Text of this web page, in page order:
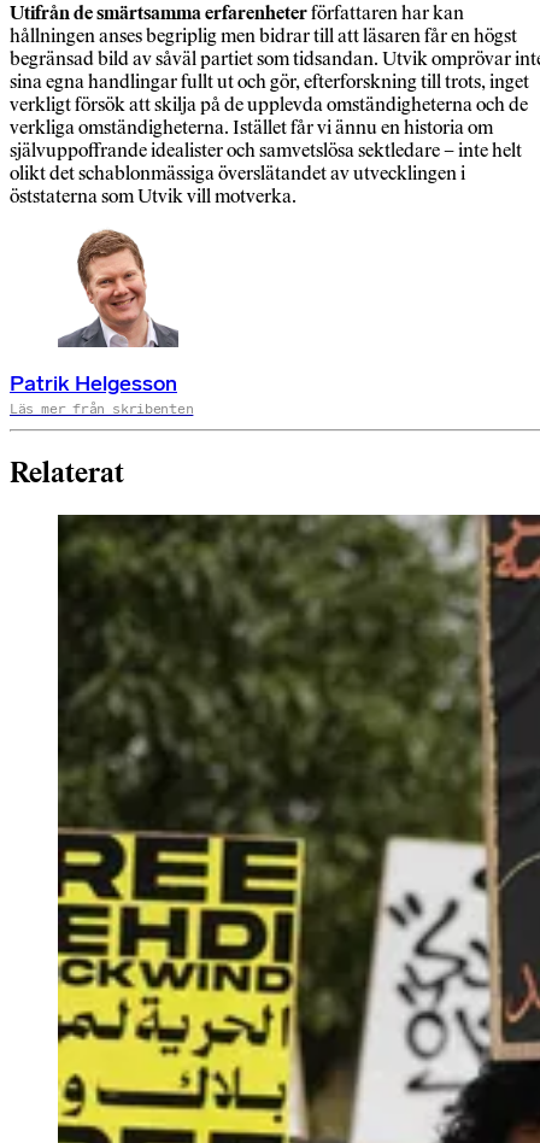
Utifrån de smärtsamma erfarenheterförfattaren har kan
hållningen anses begriplig men bidrar till att läsaren får en högst
begränsad bild av såväl partiet som tidsandan. Utvik omprövar
sina egna handlingar fullt ut och gör, efterforskning till trots, inget
verkligt försök att skilja på de upplevda omständigheterna och de
verkliga omständigheterna. Istället får vi ännu en historia om
självuppoffrande idealister och samvetslösa sektledare – inte helt
olikt det schablonmässiga överslätandet av utvecklingen i
öststaterna som Utvik vill motverka.
Patrik Helgesson
Läs mer från skribenten
Relaterat